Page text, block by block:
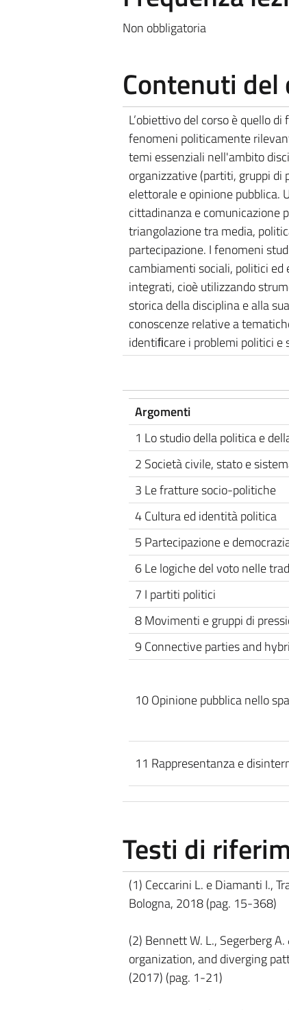
Non obbligatoria
Contenuti del
L’obiettivo del corso è quello
fenomeni politicamente
temi essenziali nell'ambito
organizzative (partiti, gruppi
elettorale e opinione pubblica.
cittadinanza e comunicazione
triangolazione tra media,
partecipazione. I fenomeni
cambiamenti sociali, politici
integrati, cioè utilizzando
storica della disciplina e alla
conoscenze relative a
identiﬁcare i problemi politici
Argomenti
1 Lo studio della politica e
2 Società civile, stato e
3 Le fratture socio-politiche
4 Cultura ed identità politica
5 Partecipazione e
6 Le logiche del voto nelle
7 I partiti politici
8 Movimenti e gruppi di
9 Connective parties and
10 Opinione pubblica nello
11 Rappresentanza e
Testi di
(1) Ceccarini L. e Diamanti I.,
Bologna, 2018 (pag. 15-368)
(2) Bennett W. L., Segerberg
organization, and diverging
(2017) (pag. 1-21)